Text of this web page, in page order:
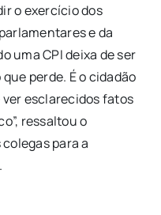
o exercício dos
e da
uma CPI deixa de ser
perde. É o cidadão
esclarecidos fatos
ressaltou o
para a